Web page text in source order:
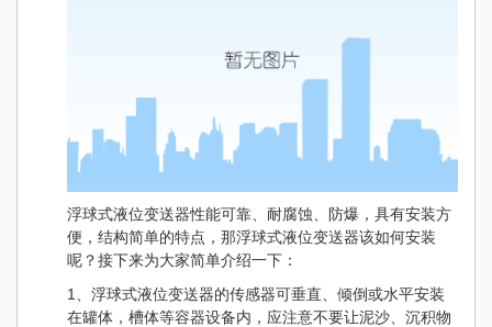
浮球式液位变送器性能可靠、耐腐蚀、防爆，具有安装方
便，结构简单的特点，那浮球式液位变送器该如何安装
呢？接下来为大家简单介绍一下：
1、浮球式液位变送器的传感器可垂直、倾倒或水平安装
在罐体，槽体等容器设备内，应注意不要让泥沙、沉积物